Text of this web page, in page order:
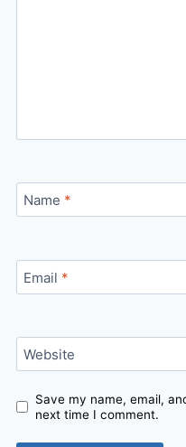
Name *
Email *
Website
Save my name, email,
next time I comment.